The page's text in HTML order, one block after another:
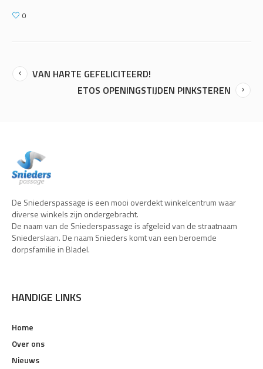
0
VAN HARTE GEFELICITEERD!
ETOS OPENINGSTIJDEN PINKSTEREN
De Sniederspassage is een mooi overdekt winkelcentrum waar
diverse winkels zijn ondergebracht.
De naam van de Sniederspassage is afgeleid van de straatnaam
Sniederslaan. De naam Snieders komt van een beroemde
dorpsfamilie in Bladel.
HANDIGE LINKS
Home
Over ons
Nieuws